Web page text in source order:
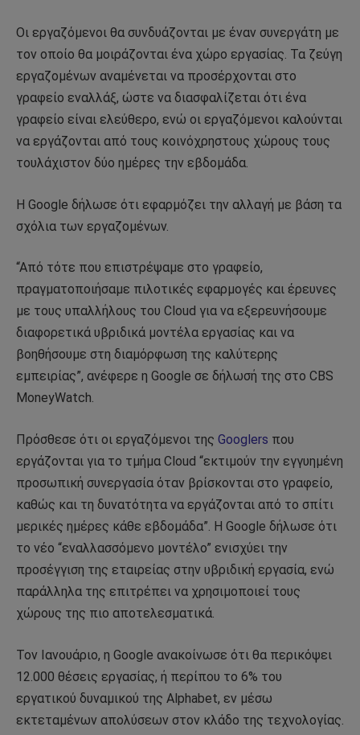
Οι εργαζόμενοι θα συνδυάζονται με έναν συνεργάτη με
τον οποίο θα μοιράζονται ένα χώρο εργασίας. Τα ζεύγη
εργαζομένων αναμένεται να προσέρχονται στο
γραφείο εναλλάξ, ώστε να διασφαλίζεται ότι ένα
γραφείο είναι ελεύθερο, ενώ οι εργαζόμενοι καλούνται
να εργάζονται από τους κοινόχρηστους χώρους τους
τουλάχιστον δύο ημέρες την εβδομάδα.
Η Google δήλωσε ότι εφαρμόζει την αλλαγή με βάση τα
σχόλια των εργαζομένων.
“Από τότε που επιστρέψαμε στο γραφείο,
πραγματοποιήσαμε πιλοτικές εφαρμογές και έρευνες
με τους υπαλλήλους του Cloud για να εξερευνήσουμε
διαφορετικά υβριδικά μοντέλα εργασίας και να
βοηθήσουμε στη διαμόρφωση της καλύτερης
εμπειρίας”, ανέφερε η Google σε δήλωσή της στο CBS
MoneyWatch.
Πρόσθεσε ότι οι εργαζόμενοι της Googlers που
εργάζονται για το τμήμα Cloud “εκτιμούν την εγγυημένη
προσωπική συνεργασία όταν βρίσκονται στο γραφείο,
καθώς και τη δυνατότητα να εργάζονται από το σπίτι
μερικές ημέρες κάθε εβδομάδα”. Η Google δήλωσε ότι
το νέο “εναλλασσόμενο μοντέλο” ενισχύει την
προσέγγιση της εταιρείας στην υβριδική εργασία, ενώ
παράλληλα της επιτρέπει να χρησιμοποιεί τους
χώρους της πιο αποτελεσματικά.
Τον Ιανουάριο, η Google ανακοίνωσε ότι θα περικόψει
12.000 θέσεις εργασίας, ή περίπου το 6% του
εργατικού δυναμικού της Alphabet, εν μέσω
εκτεταμένων απολύσεων στον κλάδο της τεχνολογίας.